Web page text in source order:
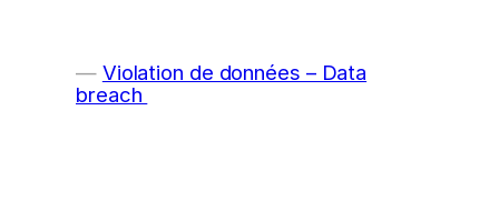
Violation de données – Data
breach